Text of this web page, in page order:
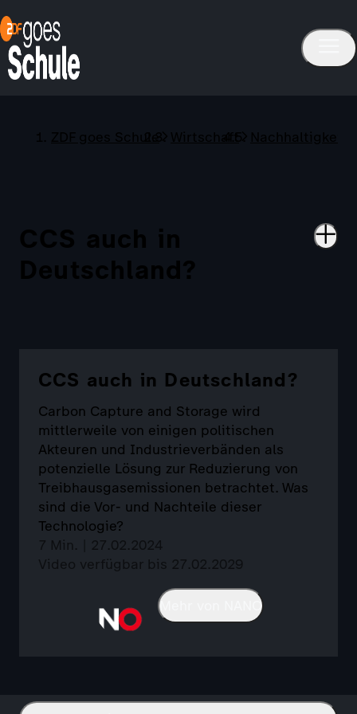
ZDF goes Schule Wirtschaft Nachhaltigkeit
CCS auch in
Deutschland?
CCS auch in Deutschland?
Carbon Capture and Storage wird
mittlerweile von einigen politischen
Akteuren und Industrieverbänden als
potenzielle Lösung zur Reduzierung von
Treibhausgasemissionen betrachtet. Was
sind die Vor- und Nachteile dieser
Technologie?
7 Min. | 27.02.2024
Video verfügbar bis 27.02.2029
Mehr von NANO